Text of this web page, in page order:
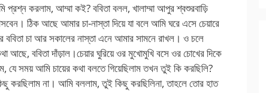
প্রশ্ন করলাম, আম্মা কই? ববিতা বলল, খালাম্মা আপুর শ্বশুরবাড়ি
ঠিক আছে আমার চা-নাস্তা দিয়ে যা বলে আমি ঘরে এসে চেয়ারে
চা আর সকালের নাস্তা এনে আমার সামনে রাখল। ও চলে
আছে, ববিতা দাঁড়াল।চেয়ার ঘুরিয়ে ওর মুখোমুখি বসে ওর চোখের দিকে
যে সময় আমি চায়ের কথা বলতে গিয়েছিলাম তখন তুই কি করছিলি?
করছিলাম না। আমি বললাম, তুই কিছু করছিলিনা, তাহলে তোর হাত